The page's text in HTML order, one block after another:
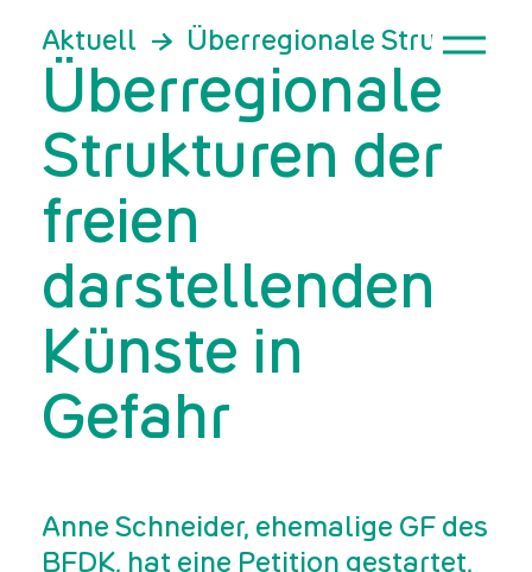
Aktuell Überregionale Strukturen
Überregionale
Strukturen der
freien
darstellenden
Künste in
Gefahr
Anne Schneider, ehemalige GF des
BFDK, hat eine Petition gestartet,